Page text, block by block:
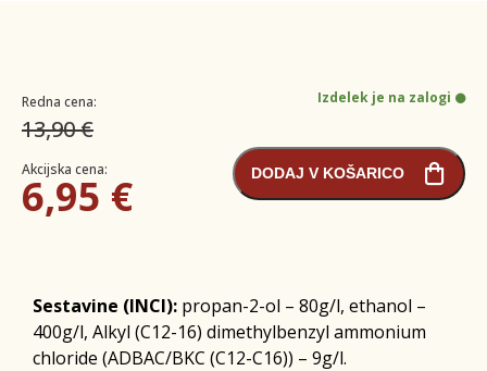
Redna cena:
13,90 €
Akcijska cena:
6,95 €
Izdelek je na zalogi
DODAJ V KOŠARICO
Sestavine (INCI): propan-2-ol – 80g/l, ethanol –
400g/l, Alkyl (C12-16) dimethylbenzyl ammonium
chloride (ADBAC/BKC (C12-C16)) – 9g/l.